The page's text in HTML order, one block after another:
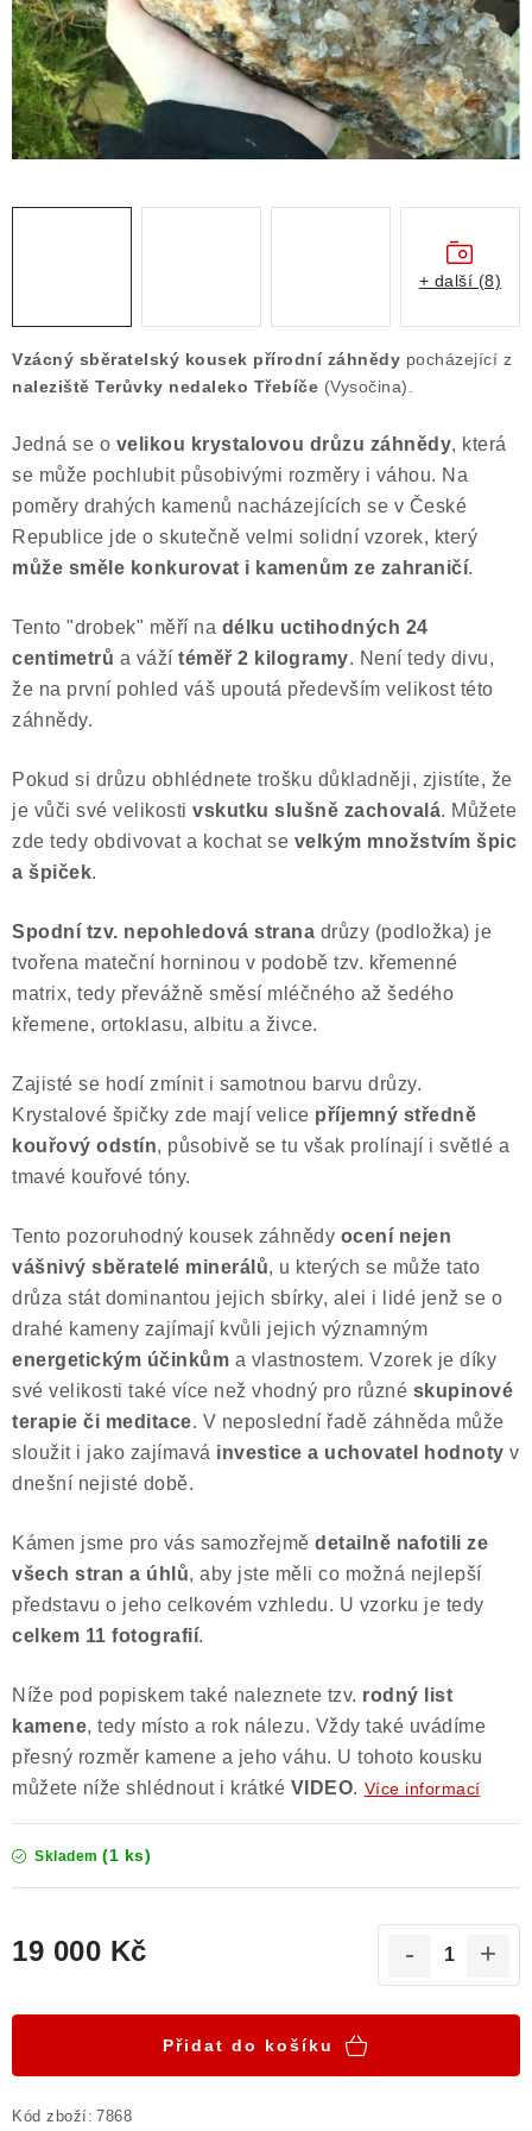
Obchodní podmínky
Podmínky ochrany osobních údajů
Poučení o právu na odstoupení od smlouvy
Puncovní značky
Výkup minerálů a drahých kamenů
Kontakt
Vzácný sběratelský kousek přírodní záhnědy pocházející z
naleziště Terůvky nedaleko Třebíče (Vysočina).
Jedná se o velikou krystalovou drůzu záhnědy, která
se může pochlubit působivými rozměry i váhou. Na
poměry drahých kamenů nacházejících se v České
Republice jde o skutečně velmi solidní vzorek, který
může směle konkurovat i kamenům ze zahraničí.
Tento "drobek" měří na délku uctihodných 24
centimetrů a váží téměř 2 kilogramy. Není tedy divu,
že na první pohled váš upoutá především velikost této
záhnědy.
Pokud si drůzu obhlédnete trošku důkladněji, zjistíte, že
je vůči své velikosti vskutku slušně zachovalá. Můžete
zde tedy obdivovat a kochat se velkým množstvím špic
a špiček.
Spodní tzv. nepohledová strana drůzy (podložka) je
tvořena mateční horninou v podobě tzv. křemenné
matrix, tedy převážně směsí mléčného až šedého
křemene, ortoklasu, albitu a živce.
Zajisté se hodí zmínit i samotnou barvu drůzy.
Krystalové špičky zde mají velice příjemný středně
kouřový odstín, působivě se tu však prolínají i světlé a
tmavé kouřové tóny.
Tento pozoruhodný kousek záhnědy ocení nejen
vášnivý sběratelé minerálů, u kterých se může tato
drůza stát dominantou jejich sbírky, alei i lidé jenž se o
drahé kameny zajímají kvůli jejich významným
energetickým účinkům a vlastnostem. Vzorek je díky
své velikosti také více než vhodný pro různé skupinové
terapie či meditace. V neposlední řadě záhněda může
sloužit i jako zajímavá investice a uchovatel hodnoty v
dnešní nejisté době.
Kámen jsme pro vás samozřejmě detailně nafotili ze
všech stran a úhlů, aby jste měli co možná nejlepší
představu o jeho celkovém vzhledu. U vzorku je tedy
celkem 11 fotografií.
Níže pod popiskem také naleznete tzv. rodný list
kamene, tedy místo a rok nálezu. Vždy také uvádíme
přesný rozměr kamene a jeho váhu. U tohoto kousku
můžete níže shlédnout i krátké VIDEO. Více informací
Skladem (1 ks)
19 000 Kč
Přidat do košíku
Kód zboží: 7868
+ další (8)